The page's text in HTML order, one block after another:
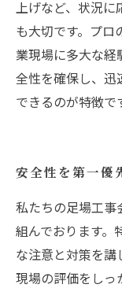
上げなど、状況に
も大切です。プ
業現場に多大な
全性を確保し、迅
できるのが特徴で
安全性を第一優
私たちの足場工事
組んでおります。
な注意と対策を講
現場の評価をしっ